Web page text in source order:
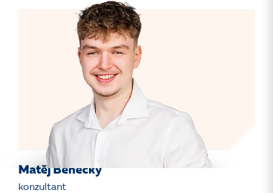
Matěj Benecký
konzultant